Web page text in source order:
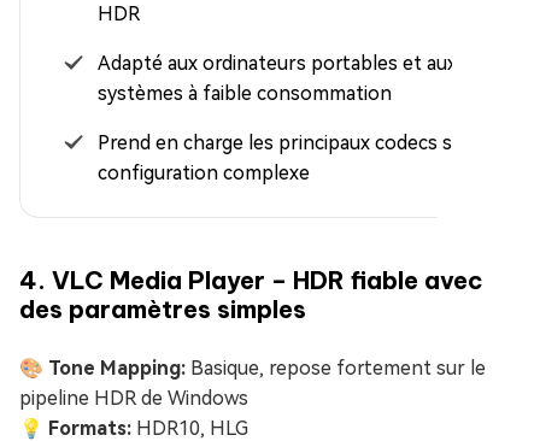
HDR
Adapté aux ordinateurs portables et aux
systèmes à faible consommation
Prend en charge les principaux codecs sans
configuration complexe
4. VLC Media Player – HDR fiable avec
des paramètres simples
🎨 Tone Mapping: Basique, repose fortement sur le
pipeline HDR de Windows
💡 Formats: HDR10, HLG